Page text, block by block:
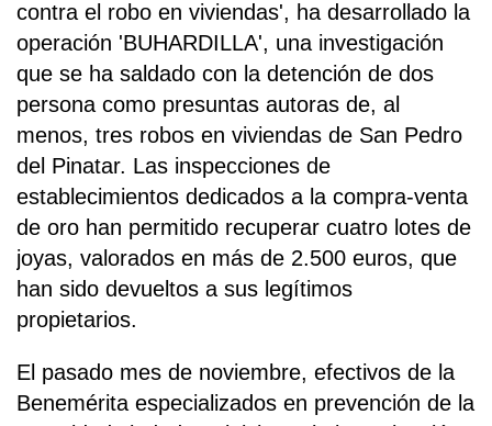
contra el robo en viviendas', ha desarrollado la
operación 'BUHARDILLA', una investigación
que se ha saldado con la detención de dos
persona como presuntas autoras de, al
menos, tres robos en viviendas de San Pedro
del Pinatar. Las inspecciones de
establecimientos dedicados a la compra-venta
de oro han permitido recuperar cuatro lotes de
joyas, valorados en más de 2.500 euros, que
han sido devueltos a sus legítimos
propietarios.
El pasado mes de noviembre, efectivos de la
Benemérita especializados en prevención de la